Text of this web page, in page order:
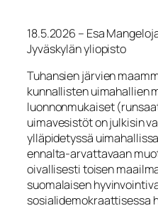
18.5.2026 – Esa
Jyväskylän yliopisto
Tuhansien järvien
kunnallisten uimahallien
luonnonmukaiset
uimavesistöt on julkisin
ylläpidetyssä
ennalta-arvattavaan
oivallisesti toisen
suomalaisen
sosialidemokraattisessa